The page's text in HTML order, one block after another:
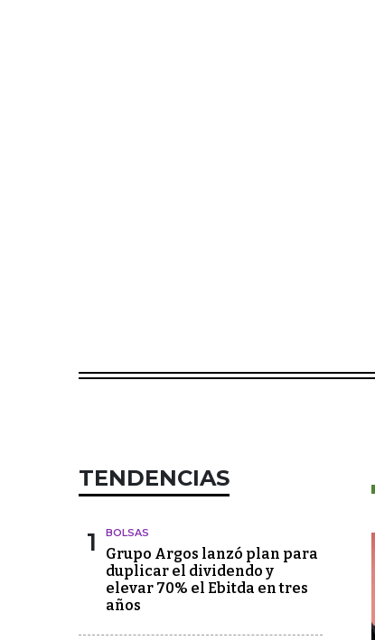
TENDENCIAS
1 BOLSAS
Grupo Argos lanzó plan para
duplicar el dividendo y
elevar 70% el Ebitda en tres
años